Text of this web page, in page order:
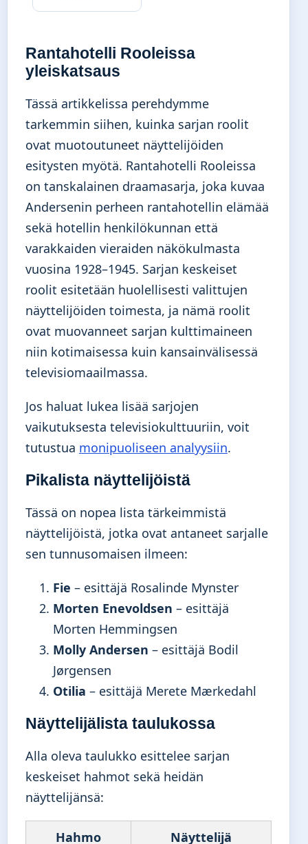
Rantahotelli Rooleissa
yleiskatsaus
Tässä artikkelissa perehdymme
tarkemmin siihen, kuinka sarjan roolit
ovat muotoutuneet näyttelijöiden
esitysten myötä. Rantahotelli Rooleissa
on tanskalainen draamasarja, joka kuvaa
Andersenin perheen rantahotellin elämää
sekä hotellin henkilökunnan että
varakkaiden vieraiden näkökulmasta
vuosina 1928–1945. Sarjan keskeiset
roolit esitetään huolellisesti valittujen
näyttelijöiden toimesta, ja nämä roolit
ovat muovanneet sarjan kulttimaineen
niin kotimaisessa kuin kansainvälisessä
televisiomaailmassa.
Jos haluat lukea lisää sarjojen
vaikutuksesta televisiokulttuuriin, voit
tutustua monipuoliseen analyysiin.
Pikalista näyttelijöistä
Tässä on nopea lista tärkeimmistä
näyttelijöistä, jotka ovat antaneet sarjalle
sen tunnusomaisen ilmeen:
Fie – esittäjä Rosalinde Mynster
Morten Enevoldsen – esittäjä
Morten Hemmingsen
Molly Andersen – esittäjä Bodil
Jørgensen
Otilia – esittäjä Merete Mærkedahl
Näyttelijälista taulukossa
Alla oleva taulukko esittelee sarjan
keskeiset hahmot sekä heidän
näyttelijänsä:
Hahmo Näyttelijä